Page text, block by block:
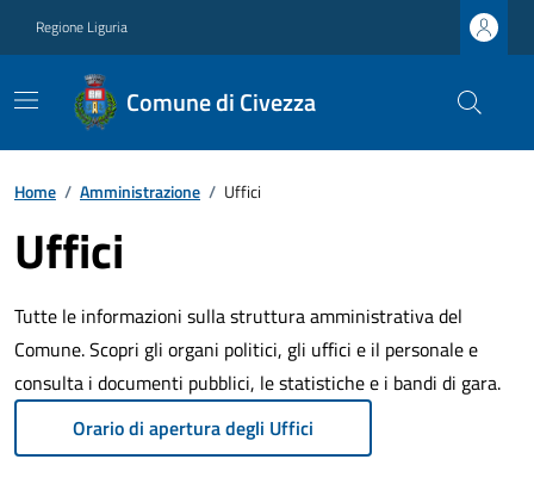
Regione Liguria
Comune di Civezza
Home / Amministrazione / Uffici
Uffici
Tutte le informazioni sulla struttura amministrativa del
Comune. Scopri gli organi politici, gli uffici e il personale e
consulta i documenti pubblici, le statistiche e i bandi di gara.
Orario di apertura degli Uffici